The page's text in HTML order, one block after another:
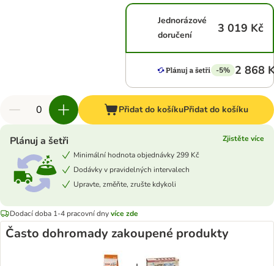
Jednorázové
doručení
3 019 Kč
-5% 2 868
Přidat do košíkuPřidat do košíku
Plánuj a šetři
Zjistěte více
Minimální hodnota objednávky 299 Kč
Dodávky v pravidelných intervalech
Upravte, změňte, zrušte kdykoli
Dodací doba 1-4 pracovní dnyvíce zde
Často dohromady zakoupené produkty